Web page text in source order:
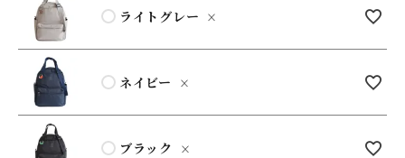
ライトグレー ×
ネイビー ×
ブラック ×